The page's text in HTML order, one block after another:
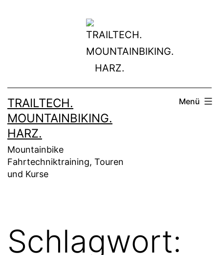
TRAILTECH.
MOUNTAINBIKING.
HARZ.
Mountainbike
Fahrtechniktraining, Touren
und Kurse
Menü
Schlagwort: